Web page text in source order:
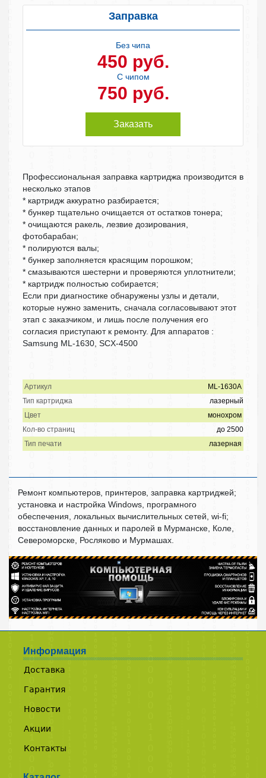
Заправка
Без чипа
450 руб.
С чипом
750 руб.
Заказать
Профессиональная заправка картриджа производится в
несколько этапов
* картридж аккуратно разбирается;
* бункер тщательно очищается от остатков тонера;
* очищаются ракель, лезвие дозирования,
фотобарабан;
* полируются валы;
* бункер заполняется красящим порошком;
* смазываются шестерни и проверяются уплотнители;
* картридж полностью собирается;
Если при диагностике обнаружены узлы и детали,
которые нужно заменить, сначала согласовывают этот
этап с заказчиком, и лишь после получения его
согласия приступают к ремонту. Для аппаратов :
Samsung ML-1630, SCX-4500
Артикул
ML-1630A
Тип картриджа
лазерный
Цвет
монохром
Кол-во страниц
до 2500
Тип печати
лазерная
Ремонт компьютеров, принтеров, заправка картриджей;
установка и настройка Windows, програмного
обеспечения, локальных вычислительных сетей, wi-fi;
восстановление данных и паролей в Мурманске, Коле,
Североморске, Росляково и Мурмашах.
Информация
Доставка
Гарантия
Новости
Акции
Контакты